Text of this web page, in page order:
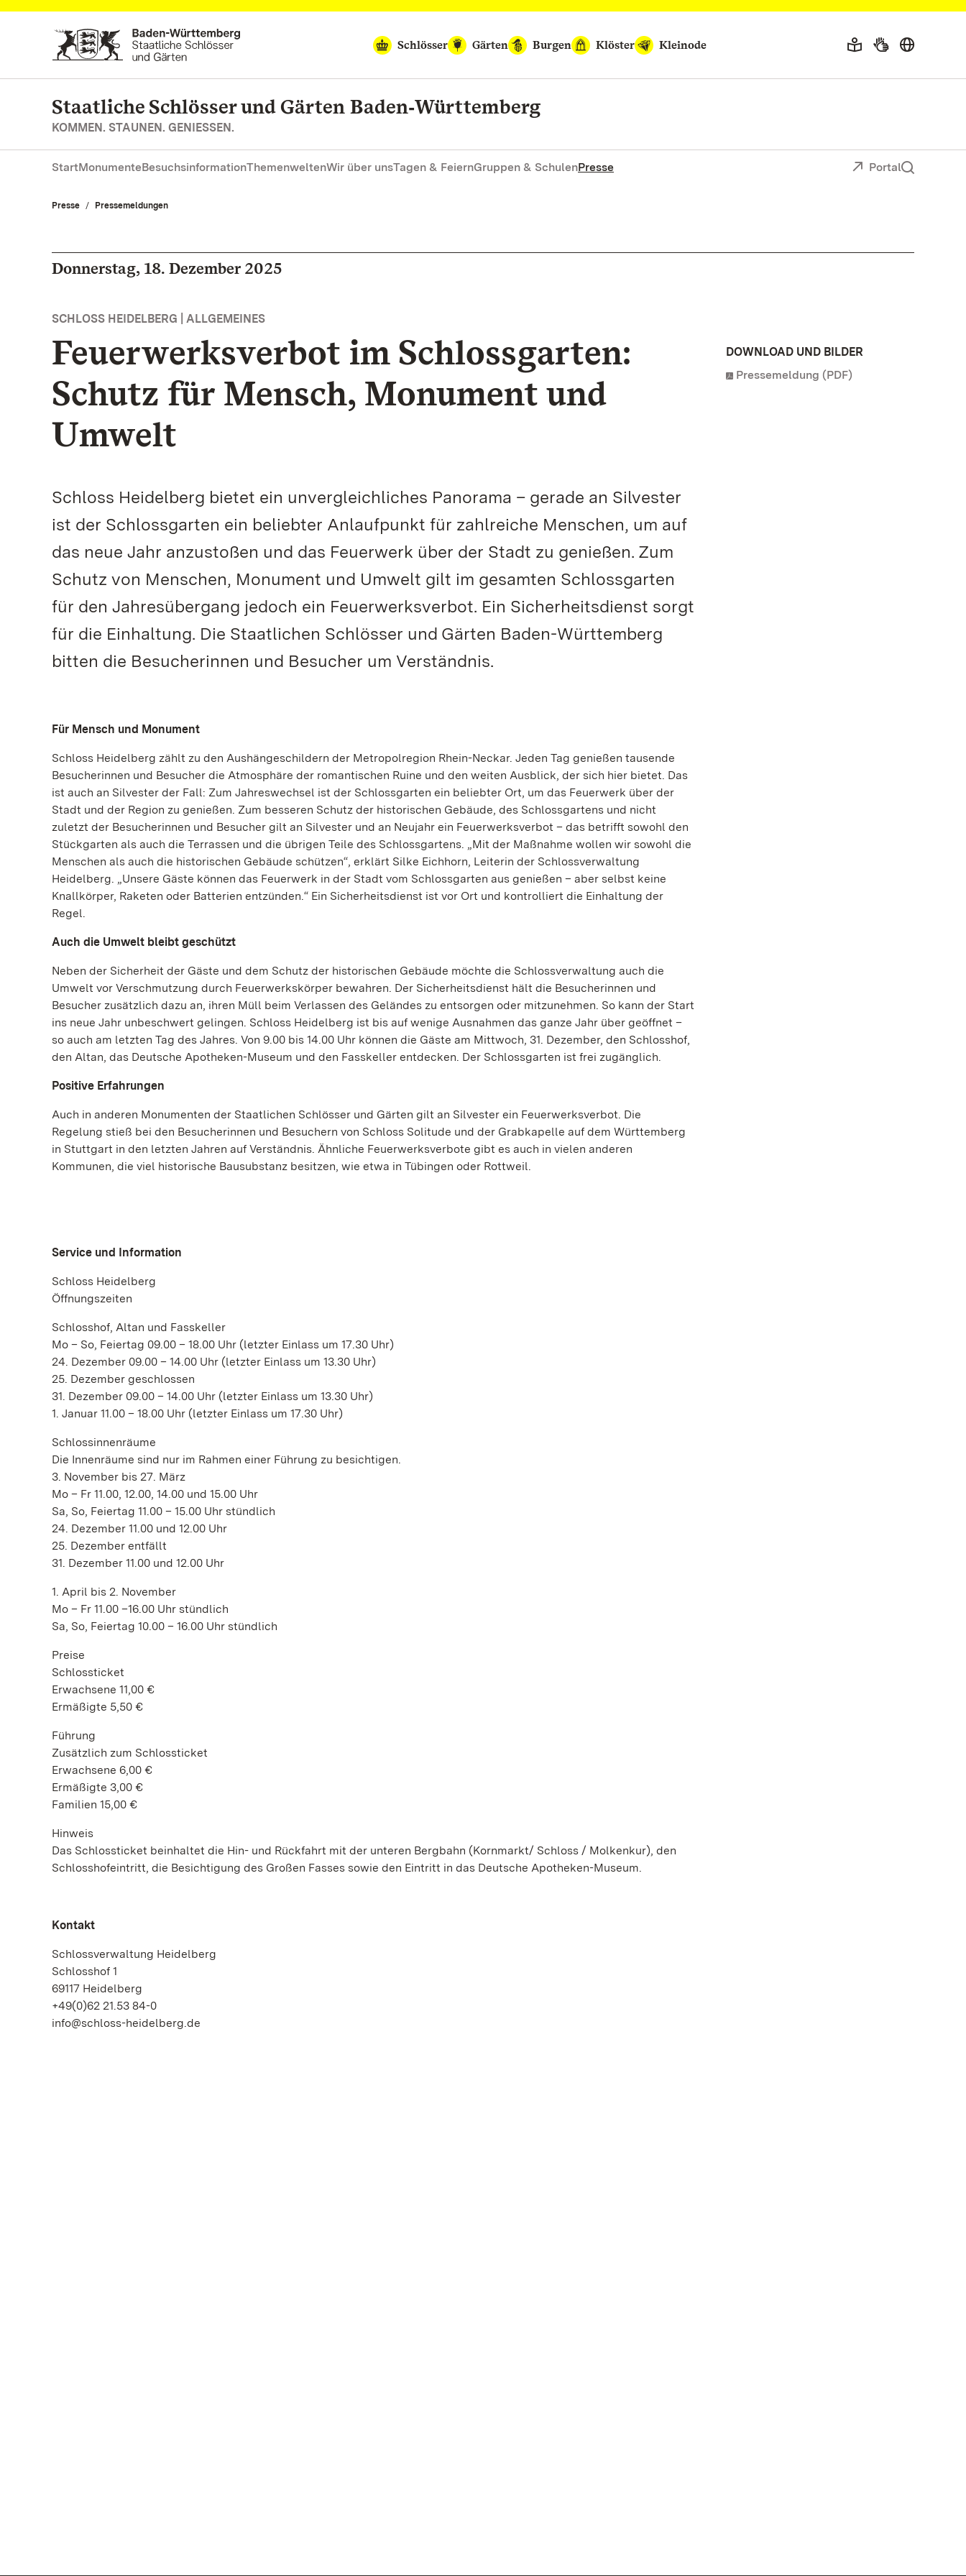
Zum Hauptinhalt springen
Schlösser
Gärten Burgen Klöster Kleinode
Staatliche Schlösser und Gärten Baden‑Württemberg
KOMMEN. STAUNEN. GENIESSEN.
StartMonumenteBesuchsinformationThemenweltenWir über unsTagen & FeiernGruppen & SchulenPresse Portal
Presse Pressemeldungen
Donnerstag, 18. Dezember 2025
SCHLOSS HEIDELBERG | ALLGEMEINES
Feuerwerksverbot im Schlossgarten:
Schutz für Mensch, Monument und
Umwelt
Schloss Heidelberg bietet ein unvergleichliches Panorama – gerade an Silvester
ist der Schlossgarten ein beliebter Anlaufpunkt für zahlreiche Menschen, um auf
das neue Jahr anzustoßen und das Feuerwerk über der Stadt zu genießen. Zum
Schutz von Menschen, Monument und Umwelt gilt im gesamten Schlossgarten
für den Jahresübergang jedoch ein Feuerwerksverbot. Ein Sicherheitsdienst sorgt
für die Einhaltung. Die Staatlichen Schlösser und Gärten Baden-Württemberg
bitten die Besucherinnen und Besucher um Verständnis.
Für Mensch und Monument
Schloss Heidelberg zählt zu den Aushängeschildern der Metropolregion Rhein-Neckar. Jeden Tag genießen tausende
Besucherinnen und Besucher die Atmosphäre der romantischen Ruine und den weiten Ausblick, der sich hier bietet. Das
ist auch an Silvester der Fall: Zum Jahreswechsel ist der Schlossgarten ein beliebter Ort, um das Feuerwerk über der
Stadt und der Region zu genießen. Zum besseren Schutz der historischen Gebäude, des Schlossgartens und nicht
zuletzt der Besucherinnen und Besucher gilt an Silvester und an Neujahr ein Feuerwerksverbot – das betrifft sowohl den
Stückgarten als auch die Terrassen und die übrigen Teile des Schlossgartens. „Mit der Maßnahme wollen wir sowohl die
Menschen als auch die historischen Gebäude schützen“, erklärt Silke Eichhorn, Leiterin der Schlossverwaltung
Heidelberg. „Unsere Gäste können das Feuerwerk in der Stadt vom Schlossgarten aus genießen – aber selbst keine
Knallkörper, Raketen oder Batterien entzünden.“ Ein Sicherheitsdienst ist vor Ort und kontrolliert die Einhaltung der
Regel.
Auch die Umwelt bleibt geschützt
Neben der Sicherheit der Gäste und dem Schutz der historischen Gebäude möchte die Schlossverwaltung auch die
Umwelt vor Verschmutzung durch Feuerwerkskörper bewahren. Der Sicherheitsdienst hält die Besucherinnen und
Besucher zusätzlich dazu an, ihren Müll beim Verlassen des Geländes zu entsorgen oder mitzunehmen. So kann der Start
ins neue Jahr unbeschwert gelingen. Schloss Heidelberg ist bis auf wenige Ausnahmen das ganze Jahr über geöffnet –
so auch am letzten Tag des Jahres. Von 9.00 bis 14.00 Uhr können die Gäste am Mittwoch, 31. Dezember, den Schlosshof,
den Altan, das Deutsche Apotheken-Museum und den Fasskeller entdecken. Der Schlossgarten ist frei zugänglich.
Positive Erfahrungen
Auch in anderen Monumenten der Staatlichen Schlösser und Gärten gilt an Silvester ein Feuerwerksverbot. Die
Regelung stieß bei den Besucherinnen und Besuchern von Schloss Solitude und der Grabkapelle auf dem Württemberg
in Stuttgart in den letzten Jahren auf Verständnis. Ähnliche Feuerwerksverbote gibt es auch in vielen anderen
Kommunen, die viel historische Bausubstanz besitzen, wie etwa in Tübingen oder Rottweil.
Service und Information
Schloss Heidelberg
Öffnungszeiten
Schlosshof, Altan und Fasskeller
Mo – So, Feiertag 09.00 – 18.00 Uhr (letzter Einlass um 17.30 Uhr)
24. Dezember 09.00 – 14.00 Uhr (letzter Einlass um 13.30 Uhr)
25. Dezember geschlossen
31. Dezember 09.00 – 14.00 Uhr (letzter Einlass um 13.30 Uhr)
1. Januar 11.00 – 18.00 Uhr (letzter Einlass um 17.30 Uhr)
Schlossinnenräume
Die Innenräume sind nur im Rahmen einer Führung zu besichtigen.
3. November bis 27. März
Mo – Fr 11.00, 12.00, 14.00 und 15.00 Uhr
Sa, So, Feiertag 11.00 – 15.00 Uhr stündlich
24. Dezember 11.00 und 12.00 Uhr
25. Dezember entfällt
31. Dezember 11.00 und 12.00 Uhr
1. April bis 2. November
Mo – Fr 11.00 –16.00 Uhr stündlich
Sa, So, Feiertag 10.00 – 16.00 Uhr stündlich
Preise
Schlossticket
Erwachsene 11,00 €
Ermäßigte 5,50 €
Führung
Zusätzlich zum Schlossticket
Erwachsene 6,00 €
Ermäßigte 3,00 €
Familien 15,00 €
Hinweis
Das Schlossticket beinhaltet die Hin- und Rückfahrt mit der unteren Bergbahn (Kornmarkt/ Schloss / Molkenkur), den
Schlosshofeintritt, die Besichtigung des Großen Fasses sowie den Eintritt in das Deutsche Apotheken-Museum.
Kontakt
Schlossverwaltung Heidelberg
Schlosshof 1
69117 Heidelberg
+49(0)62 21.53 84-0
info@schloss-heidelberg.de
DOWNLOAD UND BILDER
Pressemeldung (PDF)